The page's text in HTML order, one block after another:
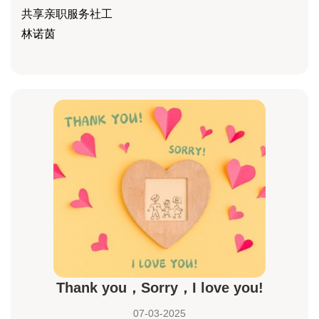
共享亲职服务社工
林诺茵
Thank you，Sorry，I love you!
07-03-2025